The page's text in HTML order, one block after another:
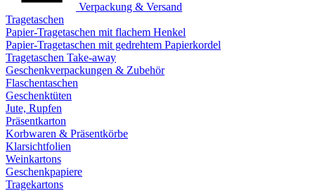
Verpackung & Versand
Tragetaschen
Papier-Tragetaschen mit flachem Henkel
Papier-Tragetaschen mit gedrehtem Papierkordel
Tragetaschen Take-away
Geschenkverpackungen & Zubehör
Flaschentaschen
Geschenktüten
Jute, Rupfen
Präsentkarton
Korbwaren & Präsentkörbe
Klarsichtfolien
Weinkartons
Geschenkpapiere
Tragekartons